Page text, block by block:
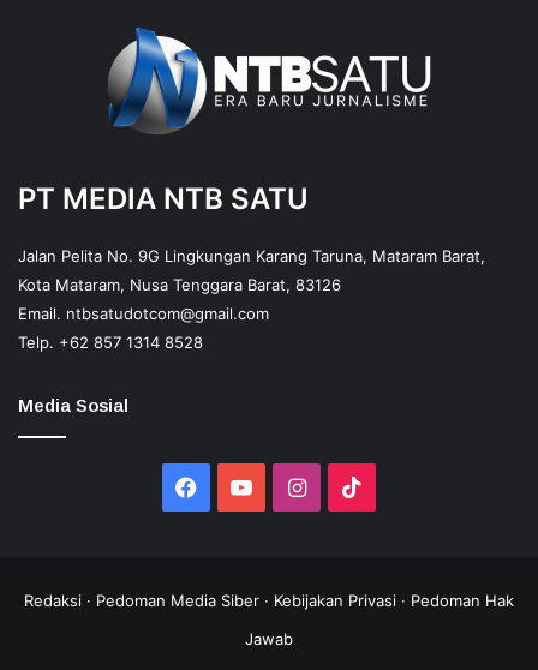
PT MEDIA NTB SATU
Jalan Pelita No. 9G Lingkungan Karang Taruna, Mataram Barat,
Kota Mataram, Nusa Tenggara Barat, 83126
Email. ntbsatudotcom@gmail.com
Telp. +62 857 1314 8528
Media Sosial
Facebook
YouTubeInstagram
Redaksi · Pedoman Media Siber · Kebijakan Privasi · Pedoman Hak
Jawab